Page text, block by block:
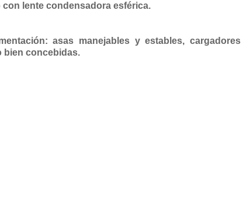
lente condensadora esférica.
asas manejables y estables, cargadores
bien concebidas.